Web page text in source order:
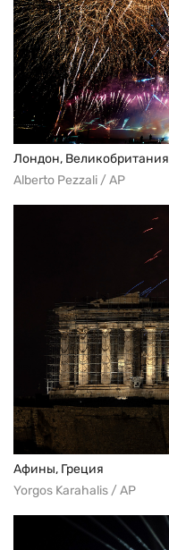
Лондон, Великобритания
Alberto Pezzali / AP
Афины, Греция
Yorgos Karahalis / AP